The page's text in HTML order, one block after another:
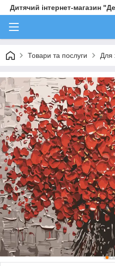
Дитячий інтернет-магазин
Товари та послуги Для